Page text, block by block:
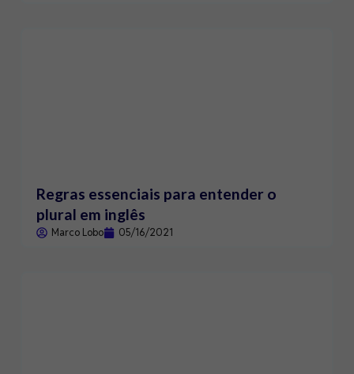
Regras essenciais para entender o
plural em inglês
Marco Lobo 05/16/2021